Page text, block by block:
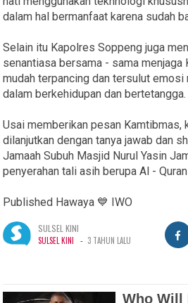
dalam hal bermanfaat karena sudah
Selain itu Kapolres Soppeng juga
senantiasa bersama - sama menjaga
mudah terpancing dan tersulut
dalam berkehidupan dan bertetangga.
Usai memberikan pesan Kamtibmas,
dilanjutkan dengan tanya jawab dan
Jamaah Subuh Masjid Nurul Yasin
penyerahan tali asih berupa Al -
Published Hawaya 💙 IWO
SULSEL KINI
SULSEL KINI - 3 TAHUN LALU